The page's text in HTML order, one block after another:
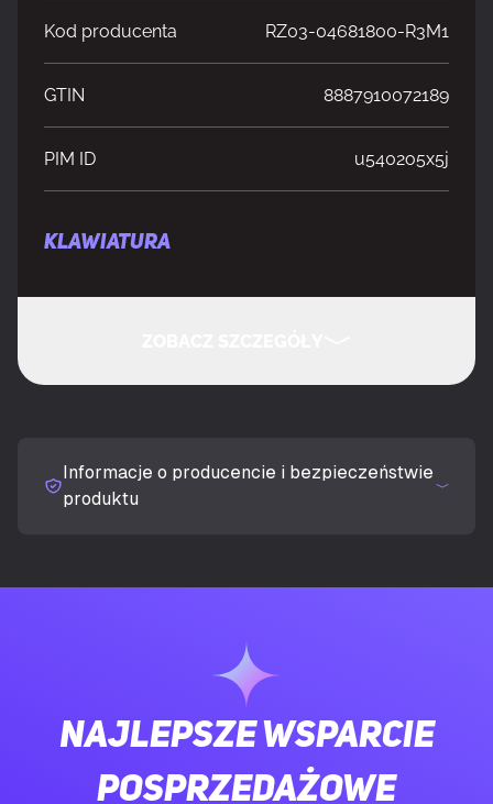
Kod producenta RZ03-04681800-R3M1
GTIN 8887910072189
PIM ID u5402o5x5j
KLAWIATURA
Interfejs urządzenia
Amerykański międzynarodowy
Urządzenie wskazujące Nie
Informacje o producencie i bezpieczeństwie
produktu
Najlepsze wsparcie
posprzedażowe